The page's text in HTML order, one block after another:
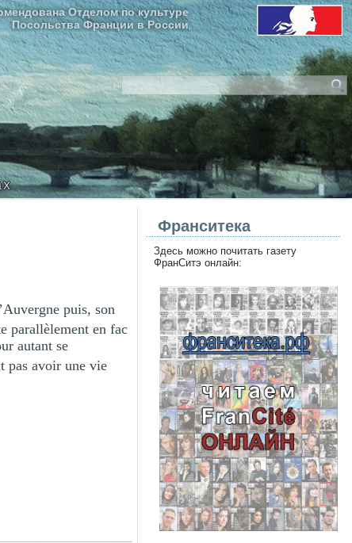
Отделом по культуре
Посольства Франции в России
puis, son
parallèlement en fac
autant se
pas avoir une vie
Франситека
Здесь можно почитать газету
ФранСитэ онлайн: